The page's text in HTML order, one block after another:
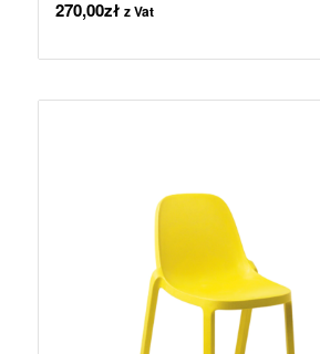
270,00zł z Vat